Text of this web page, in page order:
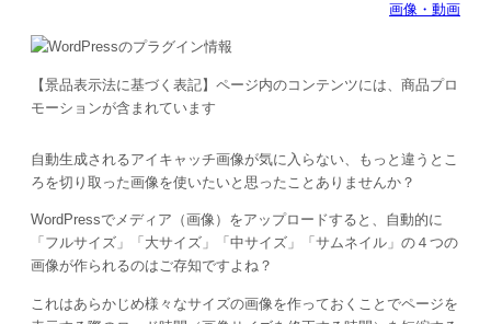
画像・動画
【景品表示法に基づく表記】ページ内のコンテンツには、商品プロ
モーションが含まれています
自動生成されるアイキャッチ画像が気に入らない、もっと違うとこ
ろを切り取った画像を使いたいと思ったことありませんか？
WordPressでメディア（画像）をアップロードすると、自動的に
「フルサイズ」「大サイズ」「中サイズ」「サムネイル」の４つの
画像が作られるのはご存知ですよね？
これはあらかじめ様々なサイズの画像を作っておくことでページを